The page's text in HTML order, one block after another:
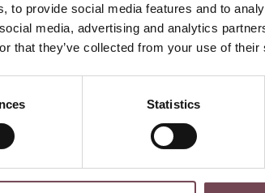
to provide social media features and to
media, advertising and analytics
that they’ve collected from your use of their
Statistics
Dann besuchen Sie doch in der
und holen Sie sich Eindrücke aus unserer
FOLGEN SIE UNS:
#postörglwirt #örglwirtsgut